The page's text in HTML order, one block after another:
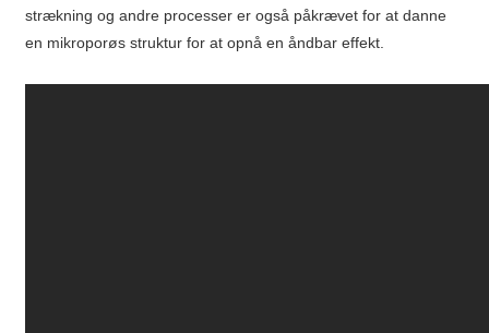
strækning og andre processer er også påkrævet for at danne
en mikroporøs struktur for at opnå en åndbar effekt.